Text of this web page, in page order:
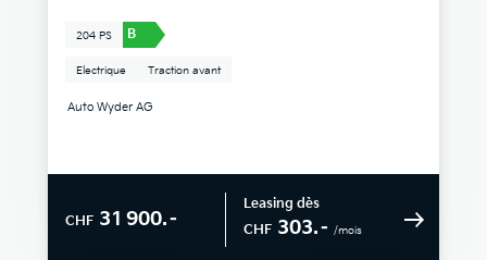
204 PS B
Electrique Traction avant
Auto Wyder AG
CHF 31 900.–
Leasing dès
CHF 303.– /mois